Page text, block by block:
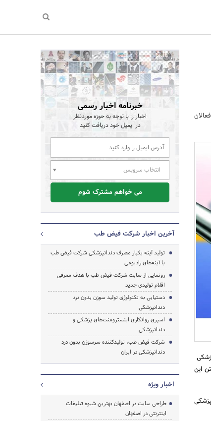
و پس از طی زمان 2 سال، فعالان
این
دندانپزشکی
خبرنامه اخبار رسمی
اخبار را با توجه به حوزه موردنظر
در ایمیل خود دریافت کنید
انتخاب سرویس
می خواهم مشترک شوم
آخرین اخبار شرکت فیض طب
تولید آینه یکبار مصرف دندانپزشکی شرکت فیض طب
با آینه‌های رادیومی
رونمایی از سایت شرکت فیض طب با هدف معرفی
اقلام تولیدی جدید
دستیابی به تکنولوژی تولید سوزن بدون درد
دندانپزشکی
اسپری روانکاری اینسترومنت‌های پزشکی و
دندانپزشکی
شرکت فیض طب، تولیدکننده سرسوزن بدون درد
دندانپزشکی در ایران
اخبار ویژه
طراحی سایت در اصفهان بهترین شیوه تبلیغات
اینترنتی در اصفهان